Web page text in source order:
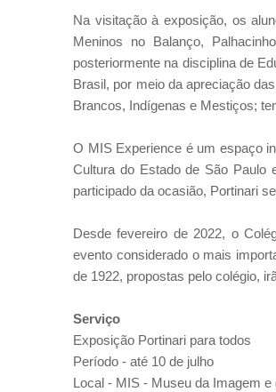
Na visitação à exposição, os
Meninos no Balanço,
posteriormente na disciplina de
Brasil, por meio da apreciação
Brancos, Indígenas e Mestiços;
O MIS Experience é um espaço
Cultura do Estado de São Paulo
participado da ocasião, Portinari
Desde fevereiro de 2022, o
evento considerado o mais
de 1922, propostas pelo colégio,
Serviço
Exposição Portinari para todos
Período - até 10 de julho
Local - MIS - Museu da Imagem e